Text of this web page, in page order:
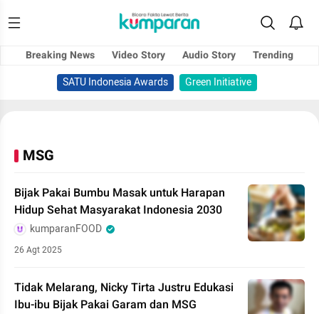
Breaking News Video Story Audio Story
Trending
SATU Indonesia Awards
Green Initiative
MSG
Bijak Pakai Bumbu Masak untuk Harapan
Hidup Sehat Masyarakat Indonesia 2030
kumparanFOOD
26 Agt 2025
Tidak Melarang, Nicky Tirta Justru Edukasi
Ibu-ibu Bijak Pakai Garam dan MSG